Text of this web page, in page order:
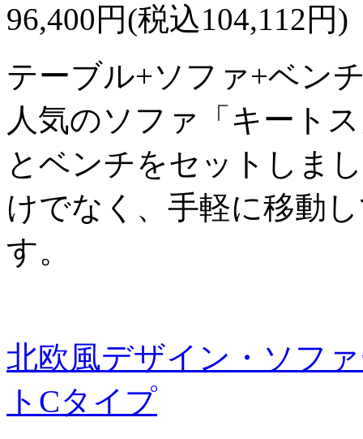
96,400円(税込104,112円)
テーブル+ソファ+ベン
人気のソファ「キート
とベンチをセットしま
けでなく、手軽に移動
す。
北欧風デザイン・ソフ
トCタイプ